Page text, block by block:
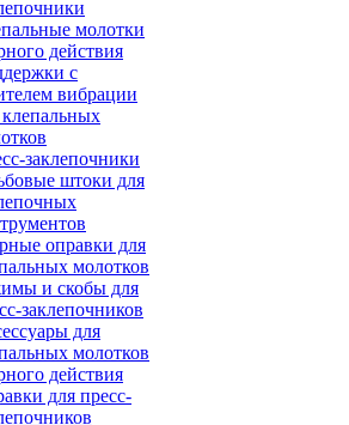
молотки
действия
с
вибрации
клепальных
заклепочники
штоки для
оправки для
молотков
и скобы для
заклепочников
для
молотков
действия
для пресс-